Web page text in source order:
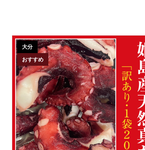
大分
おすすめ